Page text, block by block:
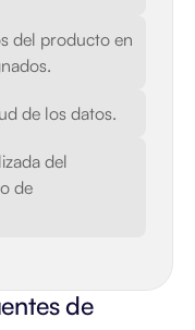
del producto en
de los datos.
del
de
de